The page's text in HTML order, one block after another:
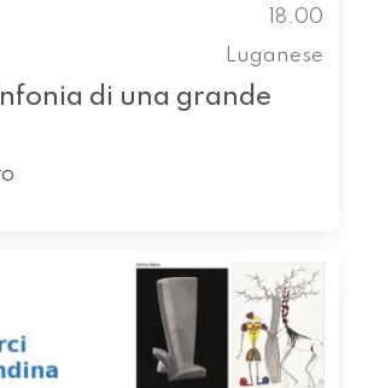
18.00
Luganese
di una grande